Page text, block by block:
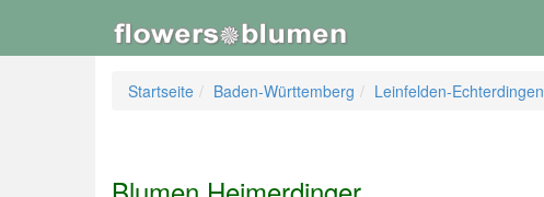
Startseite Baden-Württemberg Leinfelden-Echterdingen